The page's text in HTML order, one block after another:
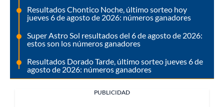
Resultados Chontico Noche, último sorteo hoy
jueves 6 de agosto de 2026: números ganadores
Super Astro Sol resultados del 6 de agosto de 2026:
estos son los números ganadores
Resultados Dorado Tarde, último sorteo jueves 6 de
agosto de 2026: números ganadores
PUBLICIDAD